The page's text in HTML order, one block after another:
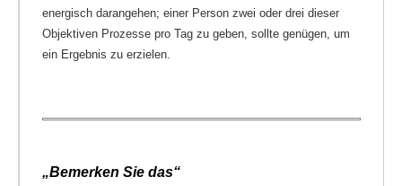
energisch darangehen; einer Person zwei oder drei dieser
Objektiven Prozesse pro Tag zu geben, sollte genügen, um
ein Ergebnis zu erzielen.
„Bemerken Sie das“